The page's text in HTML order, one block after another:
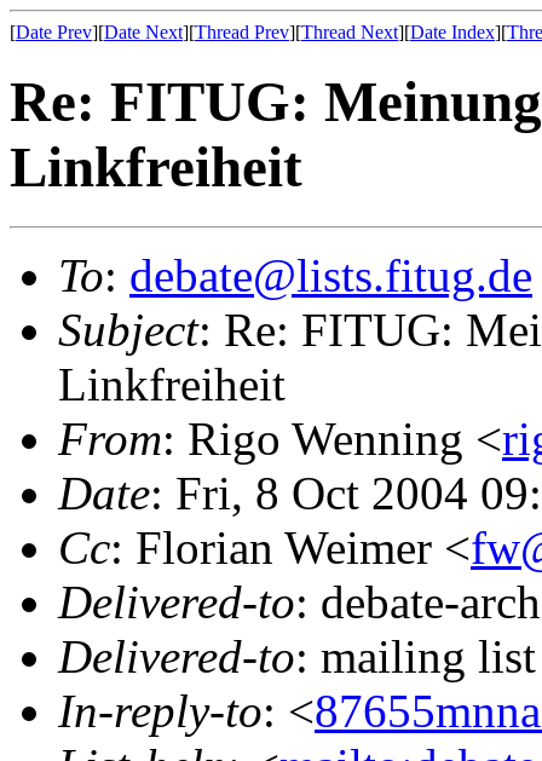
[Date Prev][Date Next][Thread Prev][Thread Next][Date Index][
Re: FITUG:
Linkfreiheit
To: debate@lists.fitug.de
Subject: Re: FITUG:
Linkfreiheit
From: Rigo Wenning <
Date: Fri, 8 Oct 2004
Cc: Florian Weimer <
Delivered-to: debate-
Delivered-to: mailing
In-reply-to: <